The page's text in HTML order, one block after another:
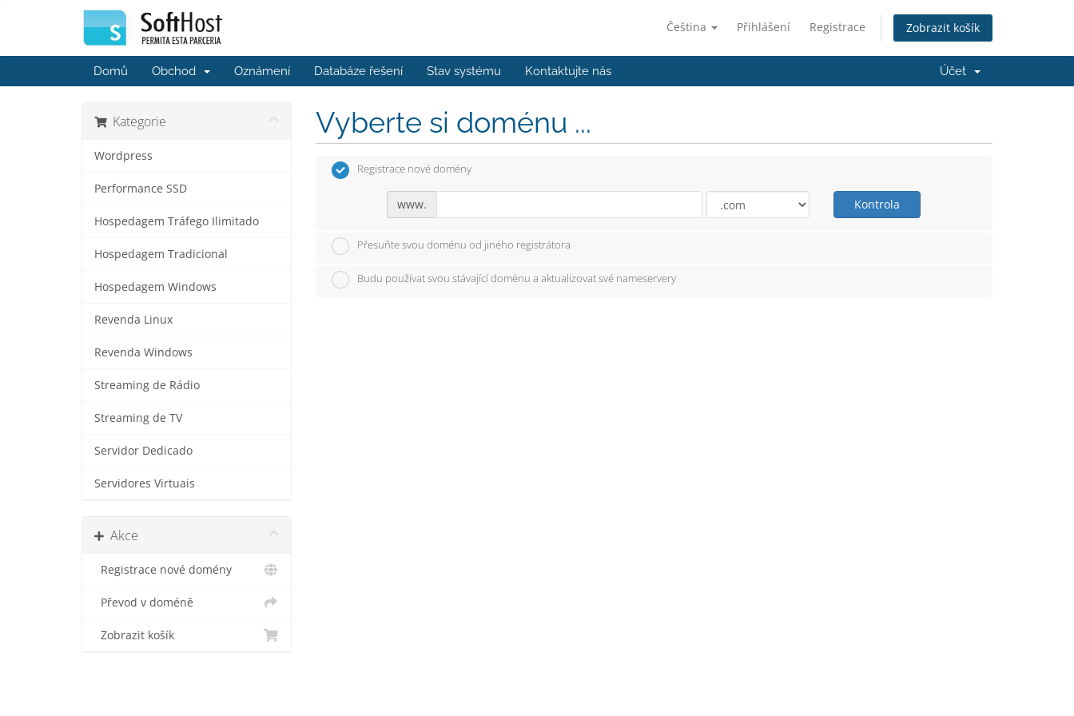
Čeština Přihlášení Registrace Zobrazit košík
Domů Obchod Oznámení Databáze řešení Stav systému Kontaktujte nás Účet
Kategorie
Wordpress
Performance SSD
Hospedagem Tráfego Ilimitado
Hospedagem Tradicional
Hospedagem Windows
Revenda Linux
Revenda Windows
Streaming de Rádio
Streaming de TV
Servidor Dedicado
Servidores Virtuais
Akce
Registrace nové domény
Převod v doméně
Zobrazit košík
Vyberte si doménu ...
Registrace nové domény
www. Kontrola
Přesuňte svou doménu od jiného registrátora
Budu používat svou stávající doménu a aktualizovat své nameservery